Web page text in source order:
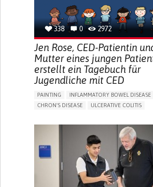
338 0 2972
Jen Rose, CED-Patientin
Mutter eines jungen
erstellt ein Tagebuch für
Jugendliche mit CED
PAINTING
INFLAMMATORY BOWEL DISEASE
CHRON'S DISEASE
ULCERATIVE COLITIS
CHRONIC PAIN
FATIGUE FEVER
NAUSEAS
VOMITING
WEIGHT LOSS
ENHANCING HEALTH
RAISE AWARENESS
GASTROENTEROLOGY
UNITED KINGDOM